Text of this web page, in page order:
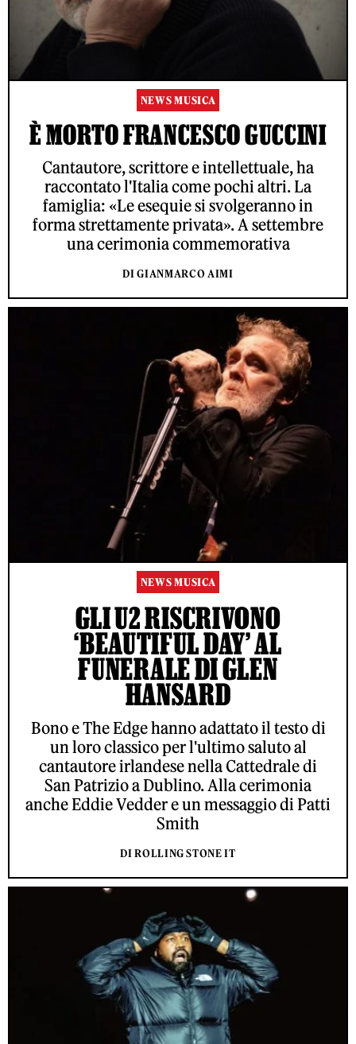
NEWS MUSICA
È MORTO FRANCESCO GUCCINI
Cantautore, scrittore e intellettuale, ha
raccontato l'Italia come pochi altri. La
famiglia: «Le esequie si svolgeranno in
forma strettamente privata». A settembre
una cerimonia commemorativa
DI GIANMARCO AIMI
NEWS MUSICA
GLI U2 RISCRIVONO
‘BEAUTIFUL DAY’ AL
FUNERALE DI GLEN
HANSARD
Bono e The Edge hanno adattato il testo di
un loro classico per l'ultimo saluto al
cantautore irlandese nella Cattedrale di
San Patrizio a Dublino. Alla cerimonia
anche Eddie Vedder e un messaggio di Patti
Smith
DI ROLLING STONE IT